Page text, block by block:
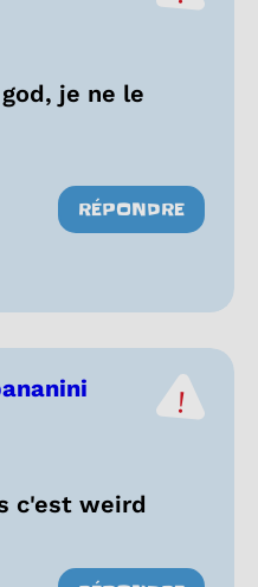
je ne le
réactions
RÉPONDRE
c'est weird